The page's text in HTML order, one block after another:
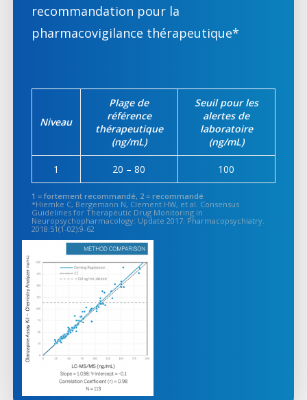
recommandation pour la
pharmacovigilance thérapeutique*
Niveau
Plage de
référence
thérapeutique
(ng/mL)
Seuil pour les
alertes de
laboratoire
(ng/mL)
1 20 – 80 100
1 = fortement recommandé, 2 = recommandé
*Hiemke C, Bergemann N, Clement HW, et al. Consensus
Guidelines for Therapeutic Drug Monitoring in
Neuropsychopharmacology: Update 2017. Pharmacopsychiatry.
2018:51(1-02):9-62